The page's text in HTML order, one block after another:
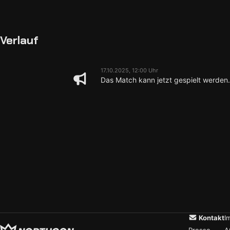
Verlauf
17.10.2025, 12:00 Uhr
Das Match kann jetzt gespielt werden.
Kontakt